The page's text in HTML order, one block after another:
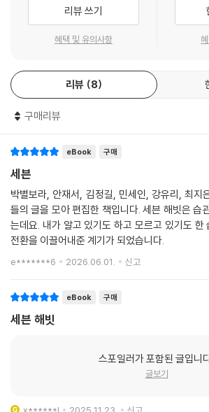
- 당신의 낡은 부정적인 생각 습관을 찾아내라. 그
으로 바꾸라. 꾸준하게 생각하며, 꾸준하게 실천하
HABIT 2. 오늘부터 새벽 기상을 실천하라
- 모든 습관은 우선 시간을 확보한 후에 실천할
벽 시간이다. 이런 새벽 시간을 흘려보내지 말고 꼭
HABIT 3. 시간 관리로 인생의 효율성을 높여라
- 비로소 시간의 소중함을 알게 되어, 어떻게 하
다. 이러한 고민으로 효율적으로 시간을 사용하는
되고, 습관들이 블록으로 채워진 일상이 쌓이다 보
성장한 당신을 만나게 될 것이다.
HABIT 4. 식습관이 당신의 건강을 좌우한다
강을 만든다. 단맛도 쓴맛도 인생이라면 당신은 어
것인가? 결과를 생각하며 쓴맛도 즐길 줄 알아야
리뷰 쓰기
혜택 및 유의사항
리뷰 8
구매리뷰
eBook 구매
세븐
박별보라, 안재서, 김정길, 민세인, 강유리, 최지
들의 글을 모아 편집한 책입니다. 세븐 해빗은 습
는데요. 내가 알고 있기도 하고 모르고 있기도 한
전환을 이끌어내준 계기가 되었습니다.
e*******6 2026.06.01. 신고
eBook 구매
세븐 해빗
스포일러가 포함된 글입니
글보기